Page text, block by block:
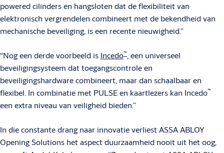
powered cilinders en hangsloten dat de flexibiliteit van
elektronisch vergrendelen combineert met de bekendheid van
mechanische beveiliging, is een recente nieuwigheid.”
“Nog een derde voorbeeld is Incedo™, een universeel
beveiligingsysteem dat toegangscontrole en
beveiligingshardware combineert, maar dan schaalbaar en
flexibel. In combinatie met PULSE en kaartlezers kan Incedo™
een extra niveau van veiligheid bieden.”
In die constante drang naar innovatie verliest ASSA ABLOY
Opening Solutions het aspect duurzaamheid nooit uit het oog,